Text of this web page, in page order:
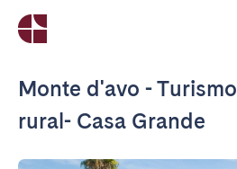
Monte d'avo - Turismo
rural- Casa Grande